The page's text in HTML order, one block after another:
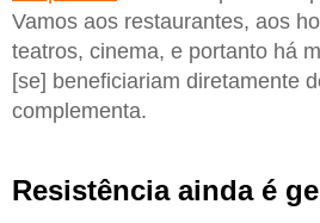
Vamos aos restaurantes, aos
teatros, cinema, e portanto há
[se] beneficiariam diretamente
complementa.
Resistência ainda é